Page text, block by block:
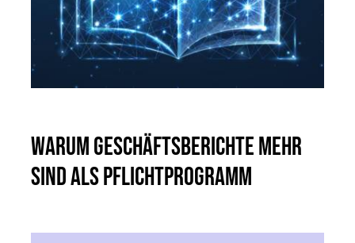
Warum Geschäftsberichte mehr
sind als Pflichtprogramm